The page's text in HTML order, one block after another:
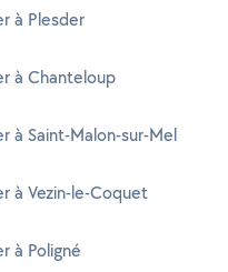
à Plesder
à Chanteloup
à Saint-Malon-sur-Mel
à Vezin-le-Coquet
à Poligné